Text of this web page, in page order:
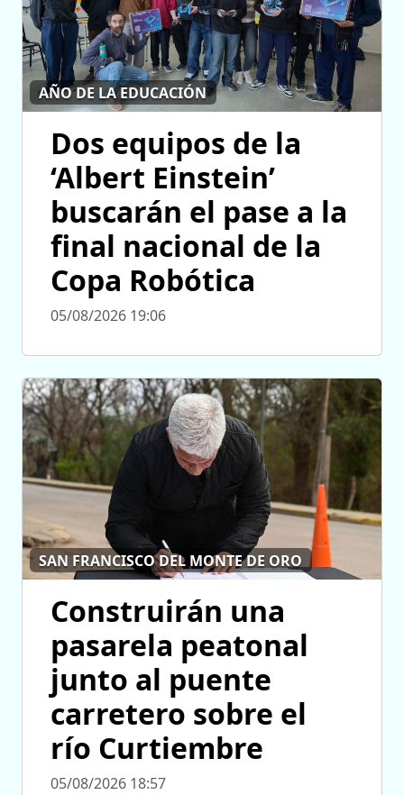
AÑO DE LA EDUCACIÓN
Dos equipos de la
‘Albert Einstein’
buscarán el pase a la
final nacional de la
Copa Robótica
05/08/2026 19:06
SAN FRANCISCO DEL MONTE DE ORO
Construirán una
pasarela peatonal
junto al puente
carretero sobre el
río Curtiembre
05/08/2026 18:57